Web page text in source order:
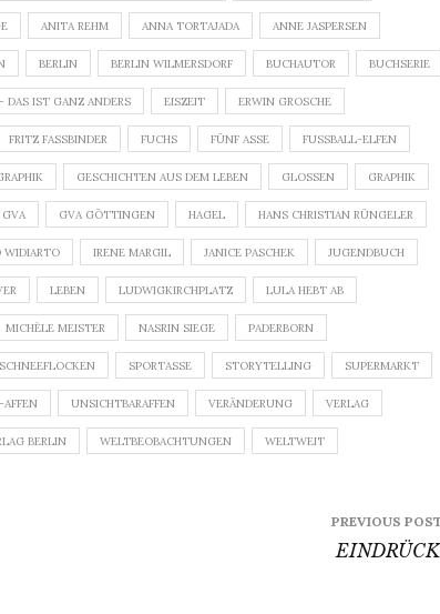
ANITA REHM ANNA TORTAJADA ANNE JASPERSEN
BERLIN BERLIN WILMERSDORF BUCHAUTOR BUCHSERIE
DAS IST GANZ ANDERS EISZEIT ERWIN GROSCHE
FRITZ FASSBINDER FUCHS FÜNF ASSE FUSSBALL-ELFEN
GESCHICHTEN AUS DEM LEBEN GLOSSEN GRAPHIK
GVA GVA GÖTTINGEN HAGEL HANS CHRISTIAN RÜNGELER
WIDIARTO IRENE MARGIL JANICE PASCHEK JUGENDBUCH
LEBEN LUDWIGKIRCHPLATZ LULA HEBT AB
MICHÈLE MEISTER NASRIN SIEGE PADERBORN
SCHNEEFLOCKEN SPORTASSE STORYTELLING SUPERMARKT
UNSICHTBARAFFEN VERÄNDERUNG VERLAG
BERLIN WELTBEOBACHTUNGEN WELTWEIT
PREVIOUS